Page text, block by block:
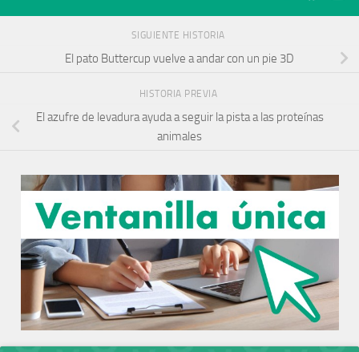
SIGUIENTE HISTORIA
El pato Buttercup vuelve a andar con un pie 3D
HISTORIA PREVIA
El azufre de levadura ayuda a seguir la pista a las proteínas
animales